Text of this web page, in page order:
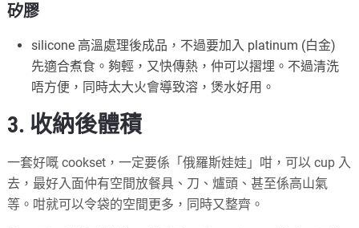
矽膠
silicone 高溫處理後成品，不過要加入 platinum (白金)
先適合煮食。夠輕，又快傳熱，仲可以摺埋。不過清洗
唔方便，同時太大火會導致溶，煲水好用。
3. 收納後體積
一套好嘅 cookset，一定要係「俄羅斯娃娃」咁，可以 cup 入
去，最好入面仲有空間放餐具、刀、爐頭、甚至係高山氣
等。咁就可以令袋的空間更多，同時又整齊。